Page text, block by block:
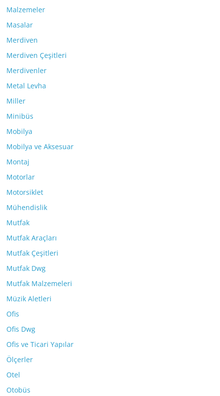
Malzemeler
Masalar
Merdiven
Merdiven Çeşitleri
Merdivenler
Metal Levha
Miller
Minibüs
Mobilya
Mobilya ve Aksesuar
Montaj
Motorlar
Motorsiklet
Mühendislik
Mutfak
Mutfak Araçları
Mutfak Çeşitleri
Mutfak Dwg
Mutfak Malzemeleri
Müzik Aletleri
Ofis
Ofis Dwg
Ofis ve Ticari Yapılar
Ölçerler
Otel
Otobüs